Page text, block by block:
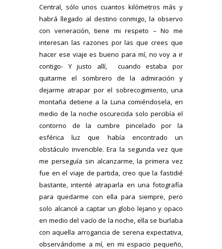
Central, sólo unos cuantos kilómetros más y
habrá llegado al destino conmigo, la observo
con veneración, tiene mi respeto – No me
interesan las razones por las que crees que
hacer ese viaje es bueno para mí, no voy a ir
contigo- Y justo allí, cuando estaba por
quitarme el sombrero de la admiración y
dejarme atrapar por el sobrecogimiento, una
montaña detiene a la Luna comiéndosela, en
medio de la noche oscurecida solo percibía el
contorno de la cumbre pincelado por la
esférica luz que había encontrado un
obstáculo invencible. Era la segunda vez que
me perseguía sin alcanzarme, la primera vez
fue en el viaje de partida, creo que la fastidié
bastante, intenté atraparla en una fotografía
para quedarme con ella para siempre, pero
solo alcancé a captar un globo lejano y opaco
en medio del vacío de la noche, ella se burlaba
con aquella arrogancia de serena expectativa,
observándome a mí, en mi espacio pequeño,